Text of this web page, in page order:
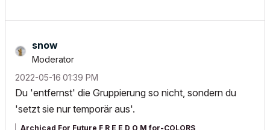
snow
Moderator
‎2022-05-16 01:39 PM
Du 'entfernst' die Gruppierung so nicht, sondern du
'setzt sie nur temporär aus'.
Archicad For Future F R E E D O M for-COLORS